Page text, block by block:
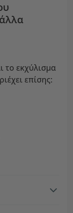
το εκχύλισμα
επίσης: